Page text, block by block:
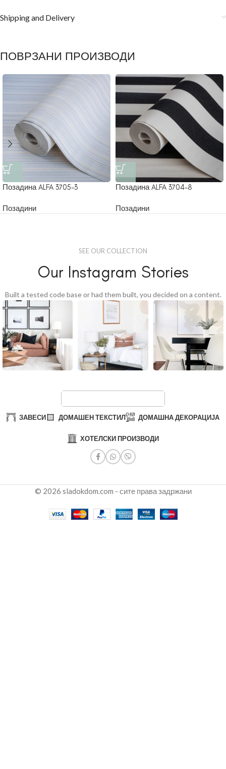
Shipping and Delivery
ПОВРЗАНИ ПРОИЗВОДИ
Позадина ALFA 3705-3
Позадини
Позадина ALFA 3704-8
Позадини
SEE OUR COLLECTION
Our Instagram Stories
Built a tested code base or had them built, you decided on a content.
ЗАВЕСИ ДОМАШЕН ТЕКСТИЛ ДОМАШНА ДЕКОРАЦИЈА
ХОТЕЛСКИ ПРОИЗВОДИ
© 2026 sladokdom.com - сите права задржани